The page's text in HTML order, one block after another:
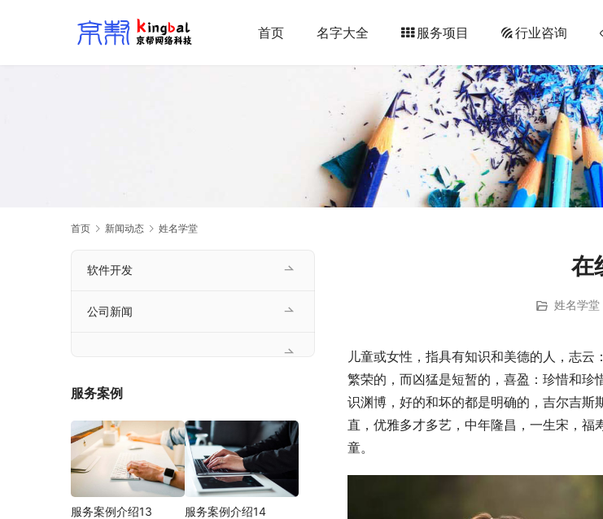
首页 名字大全 服务项目 行业咨询
首页 新闻动态 姓名学堂
在
姓名学堂
儿童或女性，指具有知识和美德的人，志
繁荣的，而凶猛是短暂的，喜盈：珍惜和
识渊博，好的和坏的都是明确的，吉尔吉
直，优雅多才多艺，中年隆昌，一生宋，
童。
软件开发
公司新闻
服务案例
服务案例介绍13 服务案例介绍14